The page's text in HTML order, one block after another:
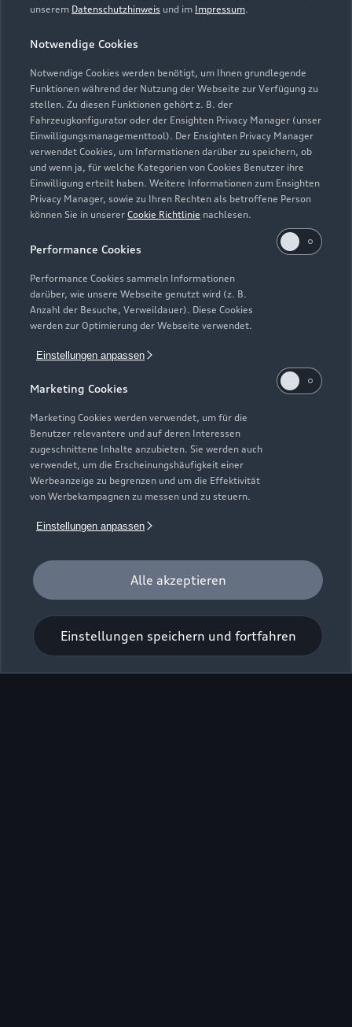
unserem Datenschutzhinweis und im Impressum.
Notwendige Cookies
Notwendige Cookies werden benötigt, um Ihnen grundlegende
Funktionen während der Nutzung der Webseite zur Verfügung zu
stellen. Zu diesen Funktionen gehört z. B. der
Fahrzeugkonfigurator oder der Ensighten Privacy Manager (unser
Einwilligungsmanagementtool). Der Ensighten Privacy Manager
verwendet Cookies, um Informationen darüber zu speichern, ob
und wenn ja, für welche Kategorien von Cookies Benutzer ihre
Einwilligung erteilt haben. Weitere Informationen zum Ensighten
Privacy Manager, sowie zu Ihren Rechten als betroffene Person
können Sie in unserer Cookie Richtlinie nachlesen.
Performance Cookies
Performance Cookies sammeln Informationen
darüber, wie unsere Webseite genutzt wird (z. B.
Anzahl der Besuche, Verweildauer). Diese Cookies
werden zur Optimierung der Webseite verwendet.
Einstellungen anpassen
Marketing Cookies
Marketing Cookies werden verwendet, um für die
Benutzer relevantere und auf deren Interessen
zugeschnittene Inhalte anzubieten. Sie werden auch
verwendet, um die Erscheinungshäufigkeit einer
Werbeanzeige zu begrenzen und um die Effektivität
von Werbekampagnen zu messen und zu steuern.
Einstellungen anpassen
Alle akzeptieren
Einstellungen speichern und fortfahren
Autohaus Jacob Querfurt
GmbH
Servicepartner e-tron
06268 Querfurt
034771 9040
info@jacob-autohaus.de
Öffnungszeiten
Service